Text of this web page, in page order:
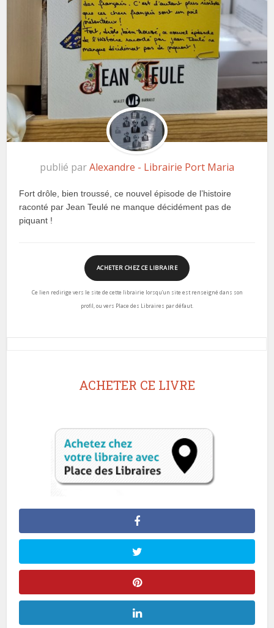
publié parAlexandre - Librairie Port Maria
Fort drôle, bien troussé, ce nouvel épisode de l’histoire
raconté par Jean Teulé ne manque décidément pas de
piquant !
ACHETER CHEZ CE LIBRAIRE
Ce lien redirige vers le site de cette librairie lorsqu’un site est renseigné dans son
profil, ou vers Place des Libraires par défaut.
ACHETER CE LIVRE